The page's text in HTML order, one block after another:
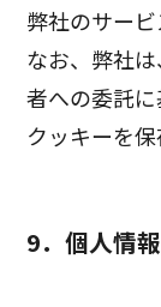
弊社のサー
なお、弊社
者への委託
クッキーを
9．個人情